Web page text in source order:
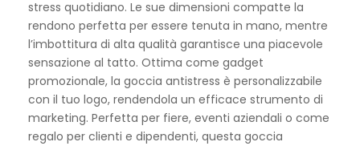
stress quotidiano. Le sue dimensioni compatte la
rendono perfetta per essere tenuta in mano, mentre
l’imbottitura di alta qualità garantisce una piacevole
sensazione al tatto. Ottima come gadget
promozionale, la goccia antistress è personalizzabile
con il tuo logo, rendendola un efficace strumento di
marketing. Perfetta per fiere, eventi aziendali o come
regalo per clienti e dipendenti, questa goccia